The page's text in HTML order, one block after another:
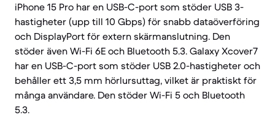
iPhone 15 Pro har en USB-C-port som stöder USB 3-
hastigheter (upp till 10 Gbps) för snabb dataöverföring
och DisplayPort för extern skärmanslutning. Den
stöder även Wi-Fi 6E och Bluetooth 5.3. Galaxy Xcover7
har en USB-C-port som stöder USB 2.0-hastigheter och
behåller ett 3,5 mm hörlursuttag, vilket är praktiskt för
många användare. Den stöder Wi-Fi 5 och Bluetooth
5.3.